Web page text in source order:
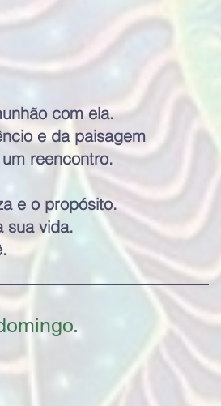
com ela.
e da paisagem
reencontro.
e o propósito.
sua vida.